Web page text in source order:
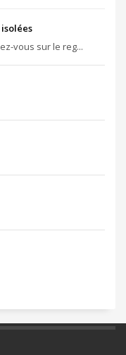
vous sur le reg...